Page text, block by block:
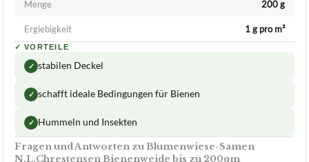
Menge 200 g
Ergiebigkeit 1 g pro m²
✓ VORTEILE
✓ stabilen Deckel
✓ schafft ideale Bedingungen für Bienen
✓ Hummeln und Insekten
Fragen und Antworten zu Blumenwiese-Samen
N.L.Chrestensen Bienenweide bis zu 200qm